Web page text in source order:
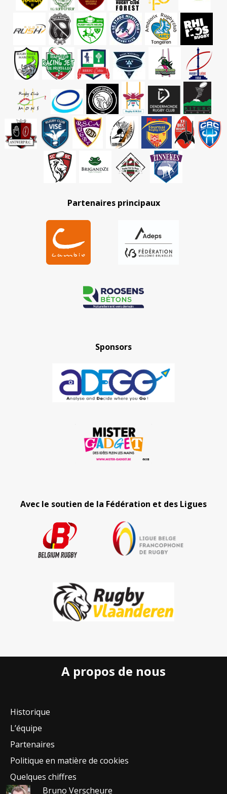
Partenaires principaux
Sponsors
Avec le soutien de la Fédération et des Ligues
A propos de nous
Historique
L’équipe
Partenaires
Politique en matière de cookies
Quelques chiffres
Bruno Verscheure